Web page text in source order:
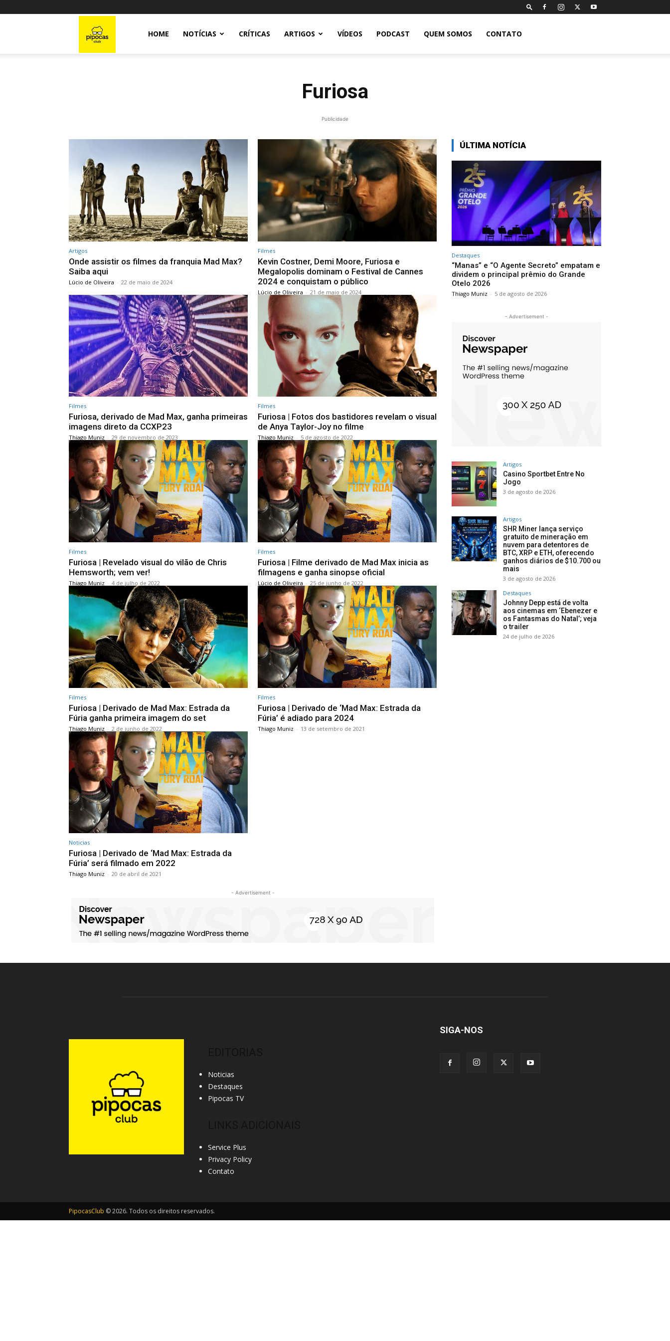
HOME NOTÍCIAS CRÍTICAS ARTIGOS VÍDEOS PODCAST QUEM SOMOS CONTATO
Furiosa
Publicidade
Artigos
Onde assistir os filmes da franquia Mad Max?
Saiba aqui
Lúcio de Oliveira - 22 de maio de 2024
Filmes
Kevin Costner, Demi Moore, Furiosa e
Megalopolis dominam o Festival de Cannes
2024 e conquistam o público
Lúcio de Oliveira - 21 de maio de 2024
Filmes
Furiosa, derivado de Mad Max, ganha primeiras
imagens direto da CCXP23
Thiago Muniz - 29 de novembro de 2023
Filmes
Furiosa | Fotos dos bastidores revelam o visual
de Anya Taylor-Joy no filme
Thiago Muniz - 5 de agosto de 2022
Filmes
Furiosa | Revelado visual do vilão de Chris
Hemsworth; vem ver!
Thiago Muniz - 4 de julho de 2022
Filmes
Furiosa | Filme derivado de Mad Max inicia as
filmagens e ganha sinopse oficial
Lúcio de Oliveira - 25 de junho de 2022
Filmes
Furiosa | Derivado de Mad Max: Estrada da
Fúria ganha primeira imagem do set
Thiago Muniz - 2 de junho de 2022
Filmes
Furiosa | Derivado de ‘Mad Max: Estrada da
Fúria’ é adiado para 2024
Thiago Muniz - 13 de setembro de 2021
Noticias
Furiosa | Derivado de ‘Mad Max: Estrada da
Fúria’ será filmado em 2022
Thiago Muniz - 20 de abril de 2021
- Advertisement -
ÚLTIMA NOTÍCIA
Destaques
“Manas” e “O Agente Secreto” empatam e
dividem o principal prêmio do Grande
Otelo 2026
Thiago Muniz - 5 de agosto de 2026
- Advertisement -
Artigos
Casino Sportbet Entre No
Jogo
3 de agosto de 2026
Artigos
SHR Miner lança serviço
gratuito de mineração em
nuvem para detentores de
BTC, XRP e ETH, oferecendo
ganhos diários de $10.700 ou
mais
3 de agosto de 2026
Destaques
Johnny Depp está de volta
aos cinemas em ‘Ebenezer e
os Fantasmas do Natal’; veja
o trailer
24 de julho de 2026
Noticias
Destaques
Pipocas TV
Service Plus
Privacy Policy
Contato
SIGA-NOS
PipocasClub © 2026. Todos os direitos reservados.